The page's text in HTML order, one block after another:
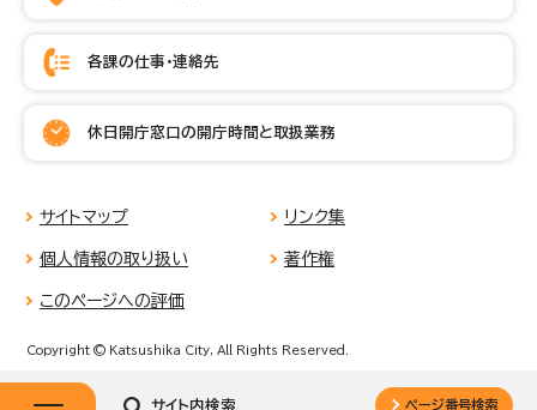
サイト内検索 ページ番号検索
各課の仕事・連絡先
休日開庁窓口の開庁時間と取扱業務
サイトマップ リンク集
個人情報の取り扱い 著作権
このページへの評価
Copyright © Katsushika City, All Rights Reserved.